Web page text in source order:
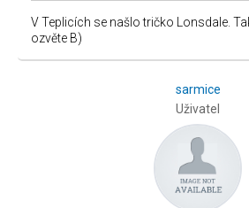
V Teplicích se našlo tričko Lonsdale.
ozvěte B)
sarmice
Uživatel